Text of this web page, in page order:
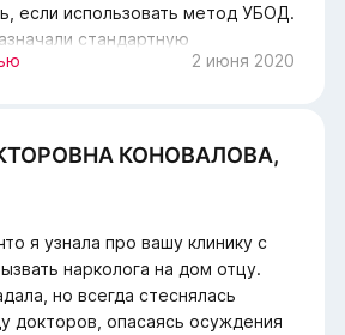
если использовать метод УБОД.
стандартную
теперь сняли симптомы ломки за
удастся вовсе победить
2 июня 2020
КОНОВАЛОВА,
я узнала про вашу клинику с
нарколога на дом отцу.
но всегда стеснялась
докторов, опасаясь осуждения